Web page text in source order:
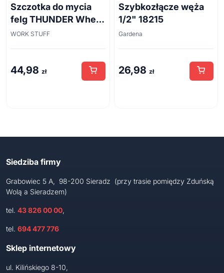
Szczotka do mycia
felg THUNDER Wheel
Brush 45cm
WORK STUFF
44,98 zł
Szybkozłącze węża
1/2" 18215
Gardena
26,98 zł
Siedziba firmy
Grabowiec 5 A, 98-200 Sieradz (przy trasie pomiędzy Zduńską
Wolą a Sieradzem)
tel. 43 826 00 00,
tel. 694 477 776
Sklep internetowy
ul. Kilińskiego 8-10,